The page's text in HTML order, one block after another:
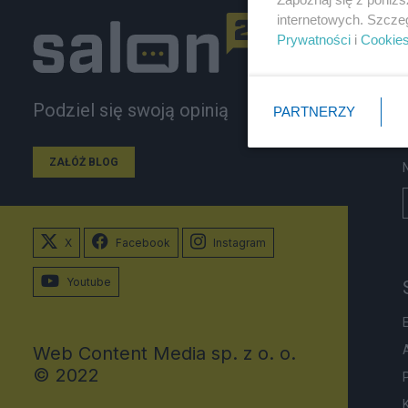
Podziel się swoją opinią
ZAŁÓŻ BLOG
X Facebook Instagram
Youtube
Web Content Media sp. z o. o.
© 2022
internetowych.
Prywatności i Cookies
PARTNERZY